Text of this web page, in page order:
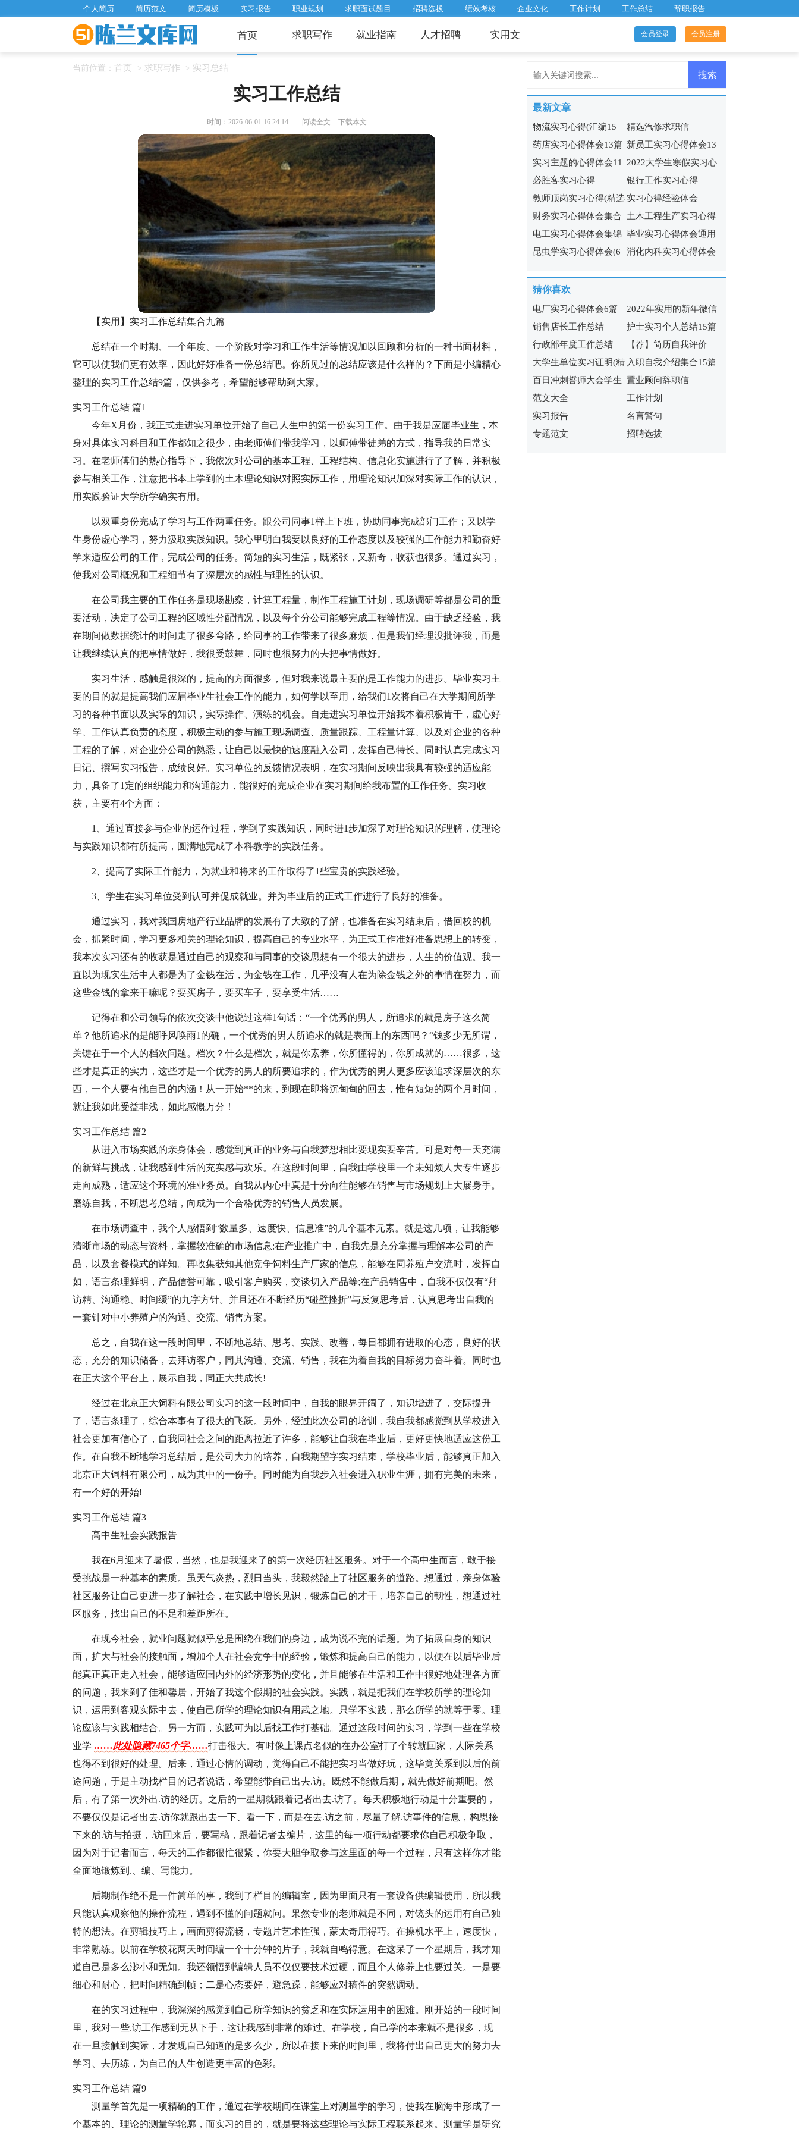
个人简历 简历范文 简历模板 实习报告 职业规划 求职面试题目 招聘选拔 绩效考核 企业文化 工作计划 工作总结 辞职报告
首页 求职写作 就业指南 人才招聘 实用文 会员登录 会员注册
当前位置： 首页 > 求职写作 > 实习总结
实习工作总结
时间：2026-06-01 16:24:14 阅读全文 下载本文
【实用】实习工作总结集合九篇
总结在一个时期、一个年度、一个阶段对学习和工作生活等情况加以回顾和分析的一种书面材料，
它可以使我们更有效率，因此好好准备一份总结吧。你所见过的总结应该是什么样的？下面是小编精心
整理的实习工作总结9篇，仅供参考，希望能够帮助到大家。
实习工作总结 篇1
今年X月份，我正式走进实习单位开始了自己人生中的第一份实习工作。由于我是应届毕业生，本
身对具体实习科目和工作都知之很少，由老师傅们带我学习，以师傅带徒弟的方式，指导我的日常实
习。在老师傅们的热心指导下，我依次对公司的基本工程、工程结构、信息化实施进行了了解，并积极
参与相关工作，注意把书本上学到的土木理论知识对照实际工作，用理论知识加深对实际工作的认识，
用实践验证大学所学确实有用。
以双重身份完成了学习与工作两重任务。跟公司同事1样上下班，协助同事完成部门工作；又以学
生身份虚心学习，努力汲取实践知识。我心里明白我要以良好的工作态度以及较强的工作能力和勤奋好
学来适应公司的工作，完成公司的任务。简短的实习生活，既紧张，又新奇，收获也很多。通过实习，
使我对公司概况和工程细节有了深层次的感性与理性的认识。
在公司我主要的工作任务是现场勘察，计算工程量，制作工程施工计划，现场调研等都是公司的重
要活动，决定了公司工程的区域性分配情况，以及每个分公司能够完成工程等情况。由于缺乏经验，我
在期间做数据统计的时间走了很多弯路，给同事的工作带来了很多麻烦，但是我们经理没批评我，而是
让我继续认真的把事情做好，我很受鼓舞，同时也很努力的去把事情做好。
实习生活，感触是很深的，提高的方面很多，但对我来说最主要的是工作能力的进步。毕业实习主
要的目的就是提高我们应届毕业生社会工作的能力，如何学以至用，给我们1次将自己在大学期间所学
习的各种书面以及实际的知识，实际操作、演练的机会。自走进实习单位开始我本着积极肯干，虚心好
学、工作认真负责的态度，积极主动的参与施工现场调查、质量跟踪、工程量计算、以及对企业的各种
工程的了解，对企业分公司的熟悉，让自己以最快的速度融入公司，发挥自己特长。同时认真完成实习
日记、撰写实习报告，成绩良好。实习单位的反馈情况表明，在实习期间反映出我具有较强的适应能
力，具备了1定的组织能力和沟通能力，能很好的完成企业在实习期间给我布置的工作任务。实习收
获，主要有4个方面：
1、通过直接参与企业的运作过程，学到了实践知识，同时进1步加深了对理论知识的理解，使理论
与实践知识都有所提高，圆满地完成了本科教学的实践任务。
2、提高了实际工作能力，为就业和将来的工作取得了1些宝贵的实践经验。
3、学生在实习单位受到认可并促成就业。并为毕业后的正式工作进行了良好的准备。
通过实习，我对我国房地产行业品牌的发展有了大致的了解，也准备在实习结束后，借回校的机
会，抓紧时间，学习更多相关的理论知识，提高自己的专业水平，为正式工作准好准备思想上的转变，
我本次实习还有的收获是通过自己的观察和与同事的交谈思想有一个很大的进步，人生的价值观。我一
直以为现实生活中人都是为了金钱在活，为金钱在工作，几乎没有人在为除金钱之外的事情在努力，而
这些金钱的拿来干嘛呢？要买房子，要买车子，要享受生活……
记得在和公司领导的依次交谈中他说过这样1句话：“一个优秀的男人，所追求的就是房子这么简
单？他所追求的是能呼风唤雨1的确，一个优秀的男人所追求的就是表面上的东西吗？“钱多少无所谓，
关键在于一个人的档次问题。档次？什么是档次，就是你素养，你所懂得的，你所成就的……很多，这
些才是真正的实力，这些才是一个优秀的男人的所要追求的，作为优秀的男人更多应该追求深层次的东
西，一个人要有他自己的内涵！从一开始**的来，到现在即将沉甸甸的回去，惟有短短的两个月时间，
就让我如此受益非浅，如此感慨万分！
实习工作总结 篇2
从进入市场实践的亲身体会，感觉到真正的业务与自我梦想相比要现实要辛苦。可是对每一天充满
的新鲜与挑战，让我感到生活的充实感与欢乐。在这段时间里，自我由学校里一个未知烦人大专生逐步
走向成熟，适应这个环境的准业务员。自我从内心中真是十分向往能够在销售与市场规划上大展身手。
磨练自我，不断思考总结，向成为一个合格优秀的销售人员发展。
在市场调查中，我个人感悟到“数量多、速度快、信息准”的几个基本元素。就是这几项，让我能够
清晰市场的动态与资料，掌握较准确的市场信息;在产业推广中，自我先是充分掌握与理解本公司的产
品，以及套餐模式的详知。再收集获知其他竞争饲料生产厂家的信息，能够在同养殖户交流时，发挥自
如，语言条理鲜明，产品信誉可靠，吸引客户购买，交谈切入产品等;在产品销售中，自我不仅仅有“拜
访精、沟通稳、时间缓”的九字方针。并且还在不断经历“碰壁挫折”与反复思考后，认真思考出自我的
一套针对中小养殖户的沟通、交流、销售方案。
总之，自我在这一段时间里，不断地总结、思考、实践、改善，每日都拥有进取的心态，良好的状
态，充分的知识储备，去拜访客户，同其沟通、交流、销售，我在为着自我的目标努力奋斗着。同时也
在正大这个平台上，展示自我，同正大共成长!
经过在北京正大饲料有限公司实习的这一段时间中，自我的眼界开阔了，知识增进了，交际提升
了，语言条理了，综合本事有了很大的飞跃。另外，经过此次公司的培训，我自我都感觉到从学校进入
社会更加有信心了，自我同社会之间的距离拉近了许多，能够让自我在毕业后，更好更快地适应这份工
作。在自我不断地学习总结后，是公司大力的培养，自我期望字实习结束，学校毕业后，能够真正加入
北京正大饲料有限公司，成为其中的一份子。同时能为自我步入社会进入职业生涯，拥有完美的未来，
有一个好的开始!
实习工作总结 篇3
高中生社会实践报告
我在6月迎来了暑假，当然，也是我迎来了的第一次经历社区服务。对于一个高中生而言，敢于接
受挑战是一种基本的素质。虽天气炎热，烈日当头，我毅然踏上了社区服务的道路。想通过，亲身体验
社区服务让自己更进一步了解社会，在实践中增长见识，锻炼自己的才干，培养自己的韧性，想通过社
区服务，找出自己的不足和差距所在。
在现今社会，就业问题就似乎总是围绕在我们的身边，成为说不完的话题。为了拓展自身的知识
面，扩大与社会的接触面，增加个人在社会竞争中的经验，锻炼和提高自己的能力，以便在以后毕业后
能真正真正走入社会，能够适应国内外的经济形势的变化，并且能够在生活和工作中很好地处理各方面
的问题，我来到了佳和馨居，开始了我这个假期的社会实践。实践，就是把我们在学校所学的理论知
识，运用到客观实际中去，使自己所学的理论知识有用武之地。只学不实践，那么所学的就等于零。理
论应该与实践相结合。另一方而，实践可为以后找工作打基础。通过这段时间的实习，学到一些在学校
业学 ……此处隐藏7465个字……打击很大。有时像上课点名似的在办公室打了个转就回家，人际关系
也得不到很好的处理。后来，通过心情的调动，觉得自己不能把实习当做好玩，这毕竟关系到以后的前
途问题，于是主动找栏目的记者说话，希望能带自己出去.访。既然不能做后期，就先做好前期吧。然
后，有了第一次外出.访的经历。之后的一星期就跟着记者出去.访了。每天积极地行动是十分重要的，
不要仅仅是记者出去.访你就跟出去一下、看一下，而是在去.访之前，尽量了解.访事件的信息，构思接
下来的.访与拍摄，.访回来后，要写稿，跟着记者去编片，这里的每一项行动都要求你自己积极争取，
因为对于记者而言，每天的工作都很忙很紧，你要大胆争取参与这里面的每一个过程，只有这样你才能
全面地锻炼到.、编、写能力。
后期制作绝不是一件简单的事，我到了栏目的编辑室，因为里面只有一套设备供编辑使用，所以我
只能认真观察他的操作流程，遇到不懂的问题就问。果然专业的老师就是不同，对镜头的运用有自己独
特的想法。在剪辑技巧上，画面剪得流畅，专题片艺术性强，蒙太奇用得巧。在操机水平上，速度快，
非常熟练。以前在学校花两天时间编一个十分钟的片子，我就自鸣得意。在这呆了一个星期后，我才知
道自己是多么渺小和无知。我还领悟到编辑人员不仅仅要技术过硬，而且个人修养上也要过关。一是要
细心和耐心，把时间精确到帧；二是心态要好，避急躁，能够应对稿件的突然调动。
在的实习过程中，我深深的感觉到自己所学知识的贫乏和在实际运用中的困难。刚开始的一段时间
里，我对一些.访工作感到无从下手，这让我感到非常的难过。在学校，自己学的本来就不是很多，现
在一旦接触到实际，才发现自己知道的是多么少，所以在接下来的时间里，我将付出自己更大的努力去
学习、去历练，为自己的人生创造更丰富的色彩。
实习工作总结 篇9
测量学首先是一项精确的工作，通过在学校期间在课堂上对测量学的学习，使我在脑海中形成了一
个基本的、理论的测量学轮廓，而实习的目的，就是要将这些理论与实际工程联系起来。测量学是研究
最新文章
物流实习心得(汇编15
篇)
精选汽修求职信
药店实习心得体会13篇 新员工实习心得体会13
篇
实习主题的心得体会11
篇
2022大学生寒假实习心
得15篇
必胜客实习心得
银行工作实习心得
教师顶岗实习心得(精选
15篇)
实习心得经验体会
财务实习心得体会集合
15篇
土木工程生产实习心得
4篇
电工实习心得体会集锦
15篇
毕业实习心得体会通用
15篇
昆虫学实习心得体会(6
消化内科实习心得体会
猜你喜欢
电厂实习心得体会6篇
2022年实用的新年微信
祝福语65句
销售店长工作总结
护士实习个人总结15篇
行政部年度工作总结
【荐】简历自我评价
大学生单位实习证明(精
选15篇)
入职自我介绍集合15篇
百日冲刺誓师大会学生
发言稿
置业顾问辞职信
范文大全
工作计划
实习报告
名言警句
专题范文
招聘选拔